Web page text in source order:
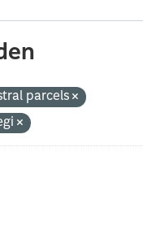
parcels